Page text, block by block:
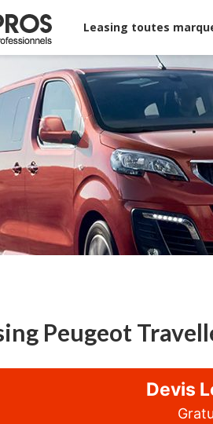
Leasing toutes
Peugeot